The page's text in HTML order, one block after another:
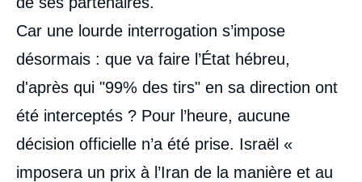
Car une lourde interrogation s’impose
désormais : que va faire l’État hébreu,
d'après qui "99% des tirs" en sa direction ont
été interceptés ? Pour l’heure, aucune
décision officielle n’a été prise. Israël «
imposera un prix à l’Iran de la manière et au